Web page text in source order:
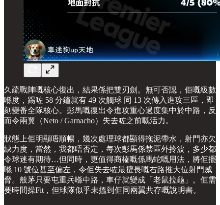
久疏戰陣嘅核心復出，結果係把雙刃劍。無可否認，佢嘅級數
喺度，踢咗 58 分鐘就有 49 次觸球 同 13 次傳入進攻三區，即
刻變番全隊核心。彭馬嘅復出令進攻重心過度集中於中路，反
而令兩翼（Neto / Garnacho）失去咗之前嘅活力。
狀態上佢明顯唔順暢，幾次處理球都顯得拖泥帶水，射門亦欠
缺力度，當然，我都唔否定，每次彭馬係禁區外拎波，多少都
令球迷有期待…但同時，更值得商榷嘅係馬蛇嘅用法，將佢擺
喺 10 號位甚至偏左，令佢失去咗最擅長嘅右路推大位射門威
脅。般茅只要屯重兵喺中路，車仔就變成「老鼠拉龜」。佢需
要時間操Fit，但球隊似乎未搵到佢同兩翼共存嘅說明書。